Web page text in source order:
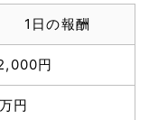
1日の報酬
円
円